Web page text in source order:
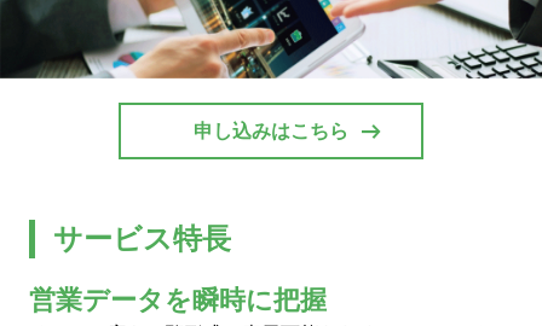
ボルフォースシリーズ
ホールコンオプション
GOGO! Wi-Fiシリーズ
周辺機器
北電子製品販売ネットワーク
申し込みはこちら
サービス特長
営業データを瞬時に把握